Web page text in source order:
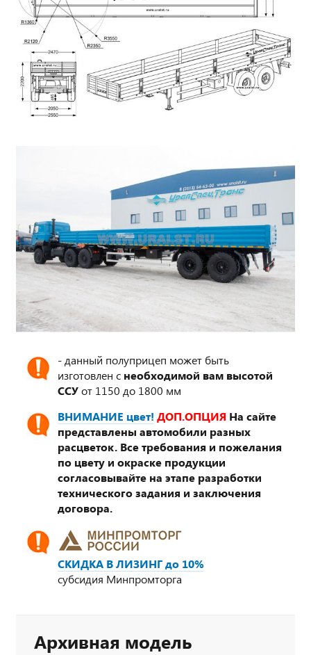
- данный полуприцеп может быть
изготовлен с необходимой вам высотой
ССУот 1150 до 1800 мм
ВНИМАНИЕ цвет! ДОП.ОПЦИЯ На сайте
представлены автомобили разных
расцветок. Все требования и пожелания
по цвету и окраске продукции
согласовывайте на этапе разработки
технического задания и заключения
договора.
СКИДКА В ЛИЗИНГ до 10%
субсидия Минпромторга
Архивная модель